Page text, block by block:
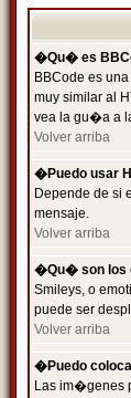
�Qu� es
BBCode es
muy similar al
vea la gu�a a
Volver arriba
�Puedo usar
Depende de si
mensaje.
Volver arriba
�Qu� son los
Smileys, o
puede ser
Volver arriba
�Puedo
Las im�genes